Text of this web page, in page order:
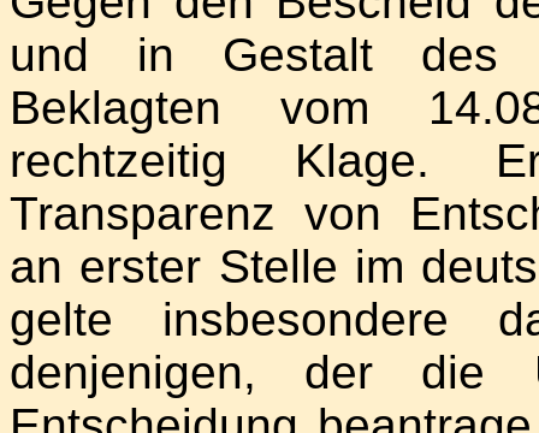
und in Gestalt des
Beklagten vom
rechtzeitig Klage.
Transparenz von
an erster Stelle im
gelte insbesondere
denjenigen, der die